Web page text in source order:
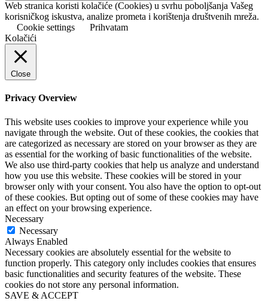
Web stranica koristi kolačiće (Cookies) u svrhu poboljšanja Vašeg
korisničkog iskustva, analize prometa i korištenja društvenih mreža.
Cookie settings
Prihvatam
Kolačići
Close
Privacy Overview
This website uses cookies to improve your experience while you
navigate through the website. Out of these cookies, the cookies that
are categorized as necessary are stored on your browser as they are
as essential for the working of basic functionalities of the website.
We also use third-party cookies that help us analyze and understand
how you use this website. These cookies will be stored in your
browser only with your consent. You also have the option to opt-out
of these cookies. But opting out of some of these cookies may have
an effect on your browsing experience.
Necessary
Necessary
Always Enabled
Necessary cookies are absolutely essential for the website to
function properly. This category only includes cookies that ensures
basic functionalities and security features of the website. These
cookies do not store any personal information.
SAVE & ACCEPT